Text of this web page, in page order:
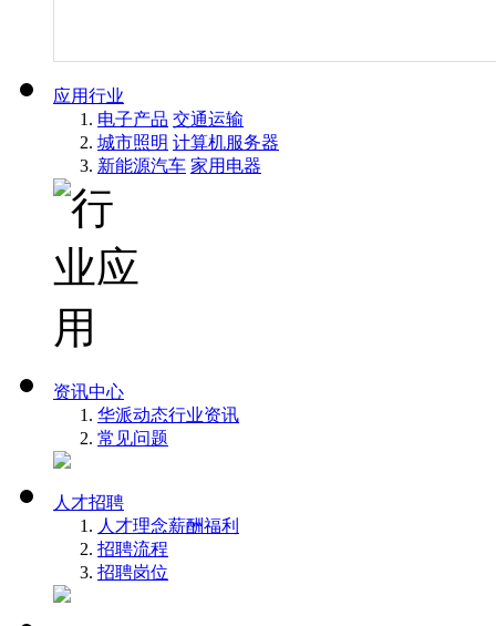
应用行业
电子产品 交通运输
城市照明 计算机服务器
新能源汽车 家用电器
资讯中心
华派动态行业资讯
常见问题
人才招聘
人才理念薪酬福利
招聘流程
招聘岗位